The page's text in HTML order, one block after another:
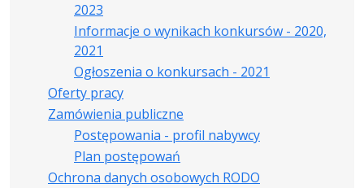
2023
Informacje o wynikach konkursów - 2020,
2021
Ogłoszenia o konkursach - 2021
Oferty pracy
Zamówienia publiczne
Postępowania - profil nabywcy
Plan postępowań
Ochrona danych osobowych RODO